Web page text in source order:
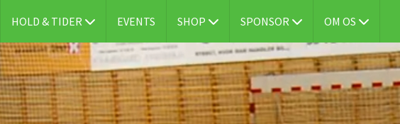
HOLD & TIDER EVENTS SHOP SPONSOR OM OS